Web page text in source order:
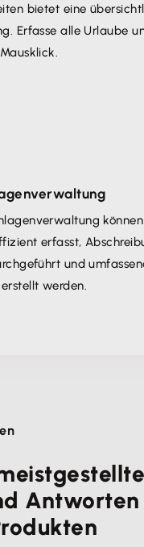
bietet eine
Erfasse alle Urlaube
können
erfasst,
und
werden.
Antworten